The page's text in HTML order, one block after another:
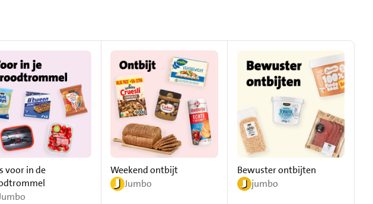
voor in de
Weekend ontbijt
Jumbo
Bewuster ontbijten
jumbo